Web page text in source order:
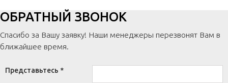
ОБРАТНЫЙ ЗВОНОК
Спасибо за Вашу заявку! Наши менеджеры перезвонят Вам в
ближайшее время.
Представьтесь *